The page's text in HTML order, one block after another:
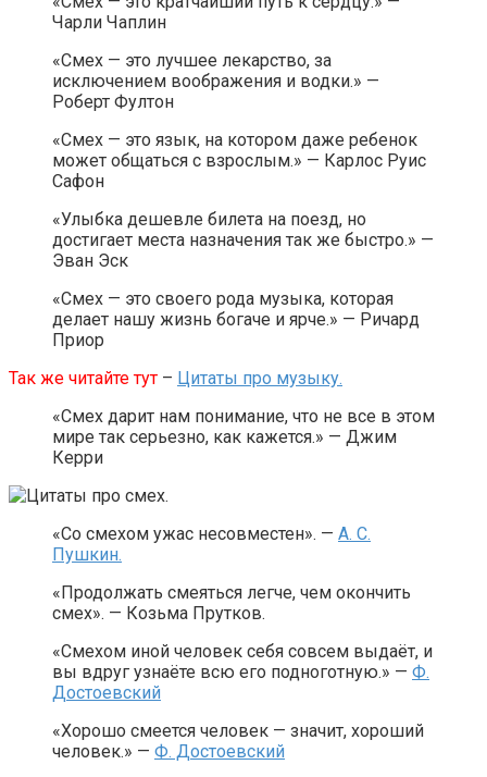
Чарли Чаплин
«Смех — это лучшее лекарство, за
исключением воображения и водки.» —
Роберт Фултон
«Смех — это язык, на котором даже ребенок
может общаться с взрослым.» — Карлос Руис
Сафон
«Улыбка дешевле билета на поезд, но
достигает места назначения так же быстро.» —
Эван Эск
«Смех — это своего рода музыка, которая
делает нашу жизнь богаче и ярче.» — Ричард
Приор
Так же читайте тут – Цитаты про музыку.
«Смех дарит нам понимание, что не все в этом
мире так серьезно, как кажется.» — Джим
Керри
«Со смехом ужас несовместен». — А. С.
Пушкин.
«Продолжать смеяться легче, чем окончить
смех». — Козьма Прутков.
«Смехом иной человек себя совсем выдаёт, и
вы вдруг узнаёте всю его подноготную.» — Ф.
Достоевский
«Хорошо смеется человек — значит, хороший
человек.» — Ф. Достоевский